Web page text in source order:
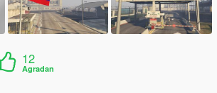
12
Agradan